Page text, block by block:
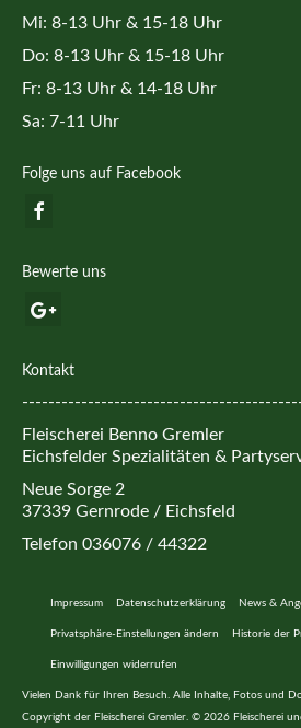
Mi: 8-13 Uhr & 15-18 Uhr
Do: 8-13 Uhr & 15-18 Uhr
Fr: 8-13 Uhr & 14-18 Uhr
Sa: 7-11 Uhr
Folge uns auf Facebook
Bewerte uns
Kontakt
Fleischerei Benno Gremler
Eichsfelder Spezialitäten &
Neue Sorge 2
37339 Gernrode / Eichsfeld
Telefon 036076 / 44322
Impressum Datenschutzerklärung News &
Privatsphäre-Einstellungen ändern Historie der
Einwilligungen widerrufen
Vielen Dank für Ihren Besuch. Alle Inhalte, Fotos und
Copyright der Fleischerei Gremler. © 2026 Fleischerei